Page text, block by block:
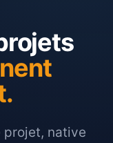
projet, native